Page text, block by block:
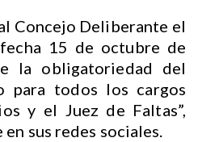
Concejo Deliberante el
15 de octubre de
la obligatoriedad del
para todos los cargos
y el Juez de Faltas”,
sus redes sociales.